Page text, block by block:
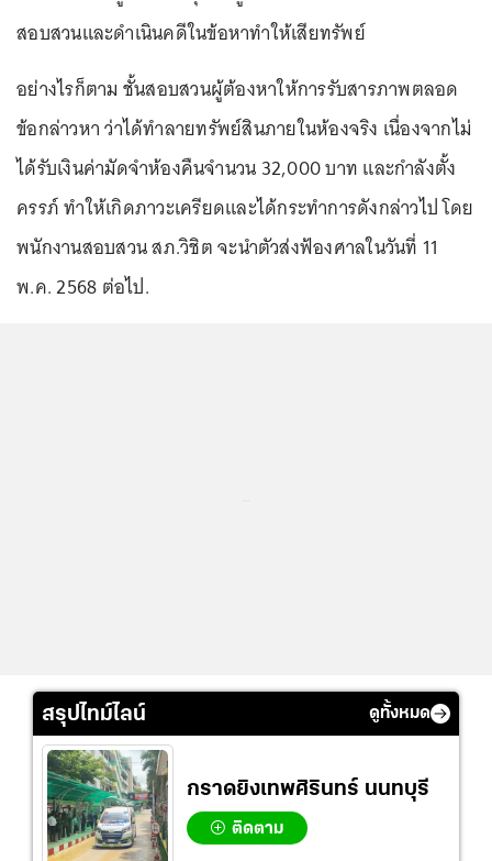
สอบสวนและดำเนินคดีในข้อหาทำให้เสียทรัพย์
อย่างไรก็ตาม ชั้นสอบสวนผู้ต้องหาให้การรับสารภาพตลอด
ข้อกล่าวหา ว่าได้ทำลายทรัพย์สินภายในห้องจริง เนื่องจากไม่
ได้รับเงินค่ามัดจำห้องคืนจำนวน 32,000 บาท และกำลังตั้ง
ครรภ์ ทำให้เกิดภาวะเครียดและได้กระทำการดังกล่าวไป โดย
พนักงานสอบสวน สภ.วิชิต จะนำตัวส่งฟ้องศาลในวันที่ 11
พ.ค. 2568 ต่อไป.
สรุปไทม์ไลน์ ดูทั้งหมด
กราดยิงเทพศิรินทร์ นนทบุรี
ติดตาม